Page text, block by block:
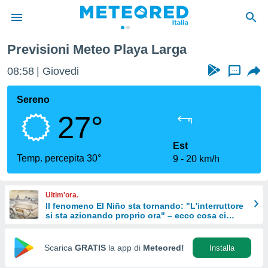
di
per
le
di
Web
Previsioni Meteo Playa Larga
08:58 Giovedi ...
Sereno
27°
Temp. percepita 30°
Est
9
20 km/h
Ultim'ora.
Il fenomeno El Niño sta tornando: "L'interruttore
si sta azionando proprio ora" – ecco cosa ci
Scarica GRATIS la app di Meteored! Installa